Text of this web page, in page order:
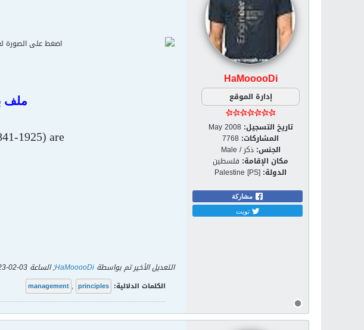
HaMooooDi
إدارة الموقع
تاريخ التسجيل: May 2008
المشاركات: 7768
الجنس: ذكر / Male
مكان الإقامة: فلسطين
الدولة: Palestine [PS]
مشاركة
تويت
ملف
1925) are:
التعديل الأخير تم بواسطة HaMooooDi; الساعة 03-02-2023, 10:17 AM
الكلمات الدلالية: management , principles